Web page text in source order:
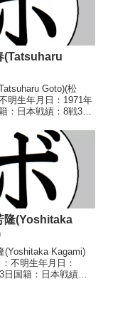
(Tatsuharu
Goto)(松
明生年月日：1971年
：日本戦績：8戦3勝
ライ級新人王 【戦
04 ○1RKO 川路
隆(Yoshitaka
(Yoshitaka Kagami)
不明生年月日：
日国籍：日本戦績：